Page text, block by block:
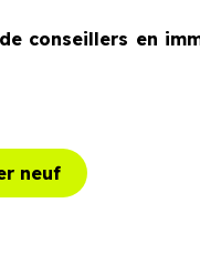
conseillers en
neuf